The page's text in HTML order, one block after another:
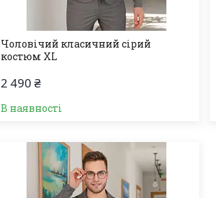
Чоловічий класичний сірий
костюм XL
2 490 ₴
В наявності